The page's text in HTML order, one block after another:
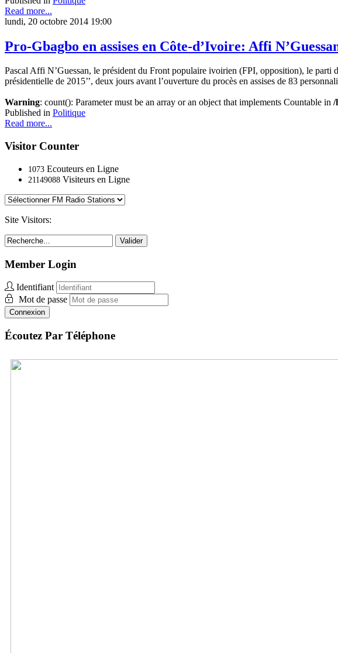
Read more...
lundi, 20 octobre 2014 19:00
Pro-Gbagbo en assises en Côte-d’Ivoire: Affi
Pascal Affi N’Guessan, le président du Front populaire ivoirien (FPI, opposition), le parti
présidentielle de 2015’’, deux jours avant l’ouverture du procès en assises de 83
Warning: count(): Parameter must be an array or an object that implements Countable in /
Published in Politique
Read more...
Visitor Counter
1073 Ecouteurs en Ligne
21149088 Visiteurs en Ligne
Site Visitors:
Valider
Member Login
Identifiant
Mot de passe
Connexion
Écoutez Par Téléphone